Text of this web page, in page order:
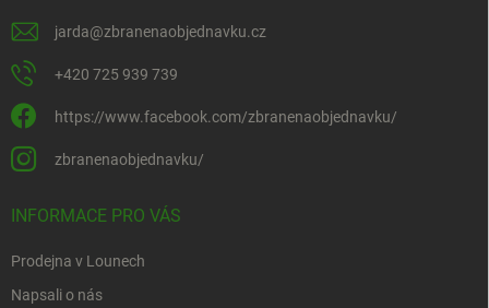
jarda@zbranenaobjednavku.cz
+420 725 939 739
https://www.facebook.com/zbranenaobjednavku/
zbranenaobjednavku/
INFORMACE PRO VÁS
Prodejna v Lounech
Napsali o nás